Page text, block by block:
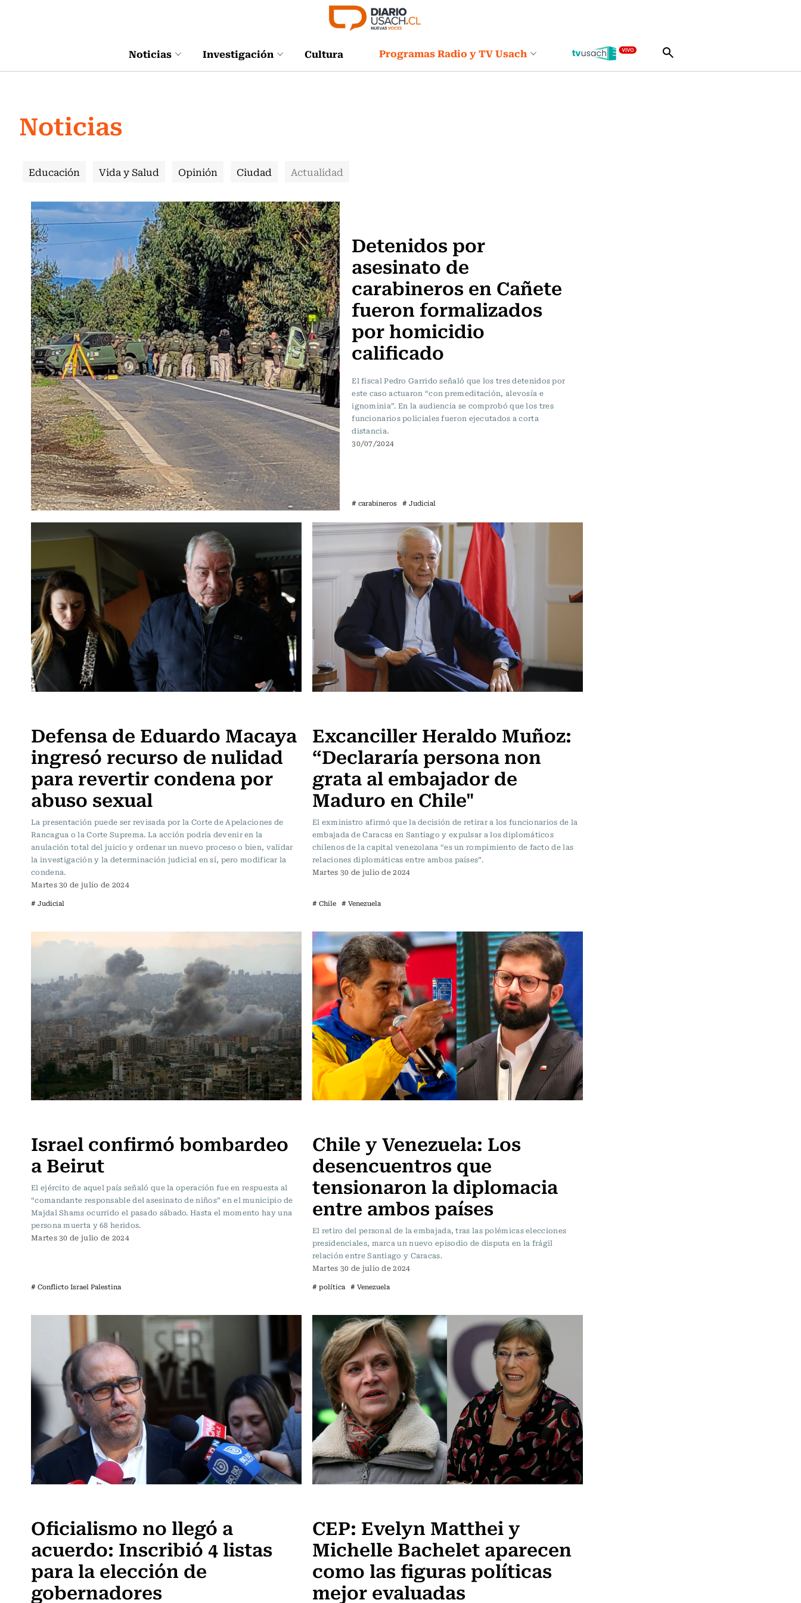
Noticias Investigación Cultura Programas Radio y TV Usach
Noticias
Educación Vida y Salud Opinión Ciudad Actualidad
Detenidos por
asesinato de
carabineros en Cañete
fueron formalizados
por homicidio
calificado
El fiscal Pedro Garrido señaló que los tres detenidos por
este caso actuaron “con premeditación, alevosía e
ignominia”. En la audiencia se comprobó que los tres
funcionarios policiales fueron ejecutados a corta
distancia.
30/07/2024
# carabineros # Judicial
Defensa de Eduardo Macaya
ingresó recurso de nulidad
para revertir condena por
abuso sexual
La presentación puede ser revisada por la Corte de Apelaciones de
Rancagua o la Corte Suprema. La acción podría devenir en la
anulación total del juicio y ordenar un nuevo proceso o bien, validar
la investigación y la determinación judicial en sí, pero modificar la
condena.
Martes 30 de julio de 2024
# Judicial
Excanciller Heraldo Muñoz:
“Declararía persona non
grata al embajador de
Maduro en Chile"
El exministro afirmó que la decisión de retirar a los funcionarios de la
embajada de Caracas en Santiago y expulsar a los diplomáticos
chilenos de la capital venezolana “es un rompimiento de facto de las
relaciones diplomáticas entre ambos países”.
Martes 30 de julio de 2024
# Chile # Venezuela
Israel confirmó bombardeo
a Beirut
El ejército de aquel país señaló que la operación fue en respuesta al
“comandante responsable del asesinato de niños” en el municipio de
Majdal Shams ocurrido el pasado sábado. Hasta el momento hay una
persona muerta y 68 heridos.
Martes 30 de julio de 2024
# Conflicto Israel Palestina
Chile y Venezuela: Los
desencuentros que
tensionaron la diplomacia
entre ambos países
El retiro del personal de la embajada, tras las polémicas elecciones
presidenciales, marca un nuevo episodio de disputa en la frágil
relación entre Santiago y Caracas.
Martes 30 de julio de 2024
# política # Venezuela
Oficialismo no llegó a
acuerdo: Inscribió 4 listas
para la elección de
gobernadores
CEP: Evelyn Matthei y
Michelle Bachelet aparecen
como las figuras políticas
mejor evaluadas